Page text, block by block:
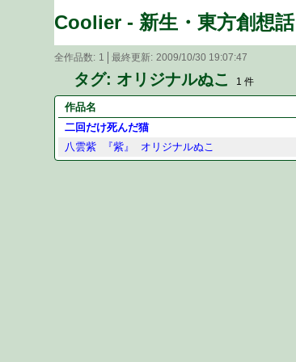
Coolier - 新生・東方創想話
タグ: オリジナルぬこ 1 件
全作品数 1 最終更新 2009/10/30 19:07:47
作品名
二回だけ死んだ猫
八雲紫
『紫』 オリジナルぬこ